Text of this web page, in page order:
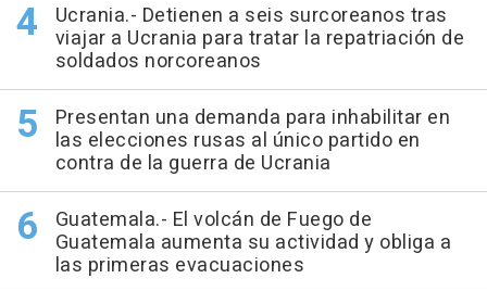
Ucrania.- Detienen a seis surcoreanos tras
viajar a Ucrania para tratar la repatriación de
soldados norcoreanos
Presentan una demanda para inhabilitar en
las elecciones rusas al único partido en
contra de la guerra de Ucrania
Guatemala.- El volcán de Fuego de
Guatemala aumenta su actividad y obliga a
las primeras evacuaciones